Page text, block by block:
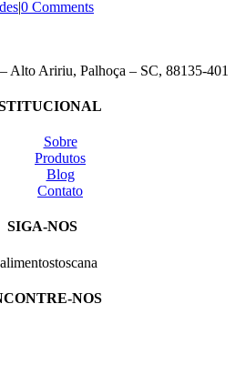
|0 Comments
Alto Aririu, Palhoça – SC, 88135-401
Sobre
Produtos
Blog
Contato
SIGA-NOS
NOS